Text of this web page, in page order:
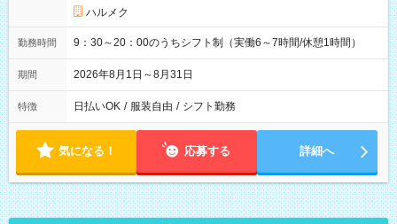
ハルメク
勤務時間 9：30～20：00のうちシフト制（実働6～7時間/休憩1時間）
期間 2026年8月1日～8月31日
特徴 日払いOK / 服装自由 / シフト勤務
気になる！ 応募する 詳細へ